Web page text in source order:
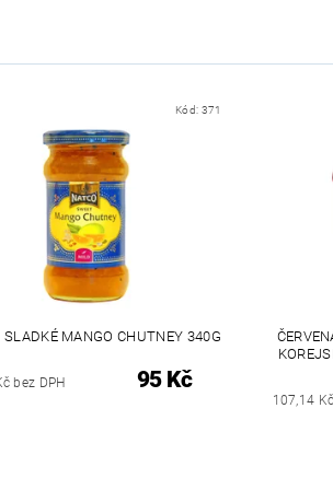
Kód: 371
SLADKÉ MANGO CHUTNEY 340G
bez DPH 95 Kč
107,14